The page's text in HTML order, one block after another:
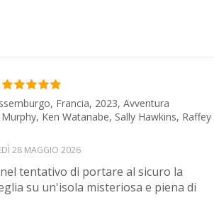
Francia, 2023, Avventura
Ken Watanabe, Sally Hawkins, Raffey
28 MAGGIO 2026
tentativo di portare al sicuro la
su un'isola misteriosa e piena di